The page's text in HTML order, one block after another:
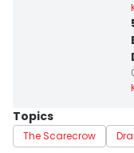
Topics
The Scarecrow